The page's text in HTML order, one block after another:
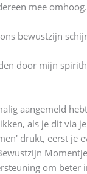
mee omhoog.
bewustzijn
door mijn
aangemeld
als je dit via
drukt, eerst je
om beter